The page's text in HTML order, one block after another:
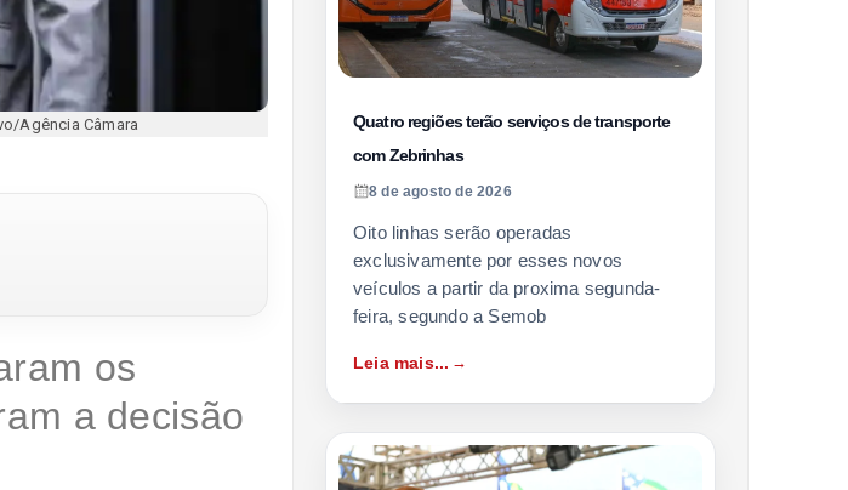
Agência Câmara
os
a decisão
Quatro regiões terão serviços de transporte
com Zebrinhas
8 de agosto de 2026
Oito linhas serão operadas
exclusivamente por esses novos
veículos a partir da proxima segunda-
feira, segundo a Semob
Leia mais...